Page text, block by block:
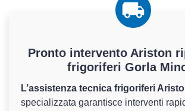
Pronto intervento Ariston
frigoriferi Gorla
L’assistenza tecnica frigoriferi
specializzata garantisce interventi